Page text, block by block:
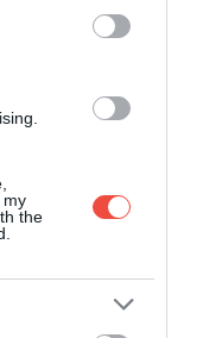
my
the
oferă o
în inima
aproape din
sunt
află celebrele
ale
spre nord.